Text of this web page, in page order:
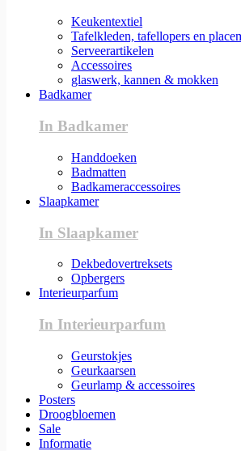
Keukentextiel
Tafelkleden, tafellopers en
Serveerartikelen
Accessoires
glaswerk, kannen & mokken
Badkamer
In Badkamer
Handdoeken
Badmatten
Badkameraccessoires
Slaapkamer
In Slaapkamer
Dekbedovertreksets
Opbergers
Interieurparfum
In Interieurparfum
Geurstokjes
Geurkaarsen
Geurlamp & accessoires
Posters
Droogbloemen
Sale
Informatie